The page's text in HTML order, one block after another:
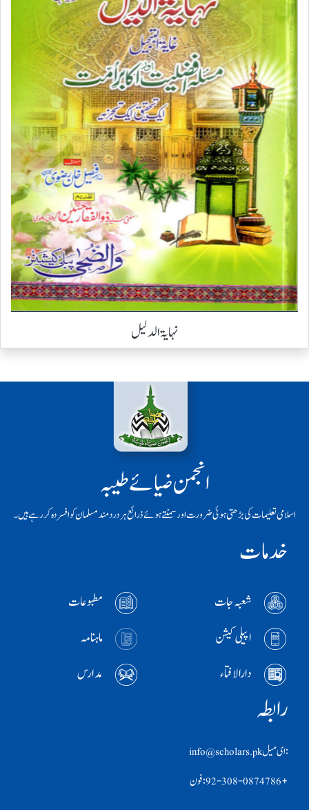
نہایۃ الدلیل
انجمن ضیائے طیبہ
اسلامی تعلیمات کی بڑھتی ہوئی ضرورت اور سمٹتے ہوئے ذرائع ہر دردمند مسلمان کو افسردہ کر رہے ہیں۔
خدمات
شعبہ جات
مطبوعات
اپیلی کیشن
ماہنامہ
دارالافتاء
مدارس
رابطہ
:ای ميل info@scholars.pk
+92-308-0874786 :فون